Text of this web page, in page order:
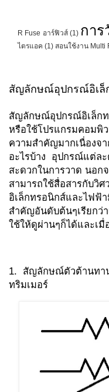
R Fuse อาร์ฟิวส์ (1) กา
ไตรแอค (1) สอนใช้งาน Multi
สัญลักษณ์อุปกรณ์อิเล็
สัญลักษณ์อุปกรณ์อิเล็ก
หรือใช้โปรแกรมคอมพิ
ความสำคัญมากเนื่องจ
อะไรบ้าง อุปกรณ์แต่ล
สะดวกในการวาด นอ
สามารถใช้สื่อสารกับวิ
อิเล็กทรอนิกส์และไฟฟ้
สำคัญอันดับต้นๆเรียก
ใช้ให้ดูผ่านๆก็ได้และเมื่
1. สัญลักษณ์ตัวต้านทา
ทริมเมอร์